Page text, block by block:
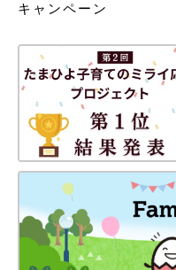
キャンペーン